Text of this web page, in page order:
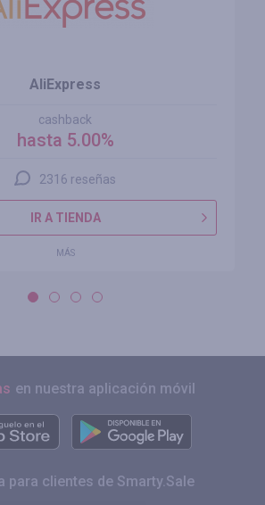
AliExpress
cashback
hasta 5.00%
2316 reseñas
IR A TIENDA
MÁS
en nuestra aplicación móvil
para clientes de Smarty.Sale